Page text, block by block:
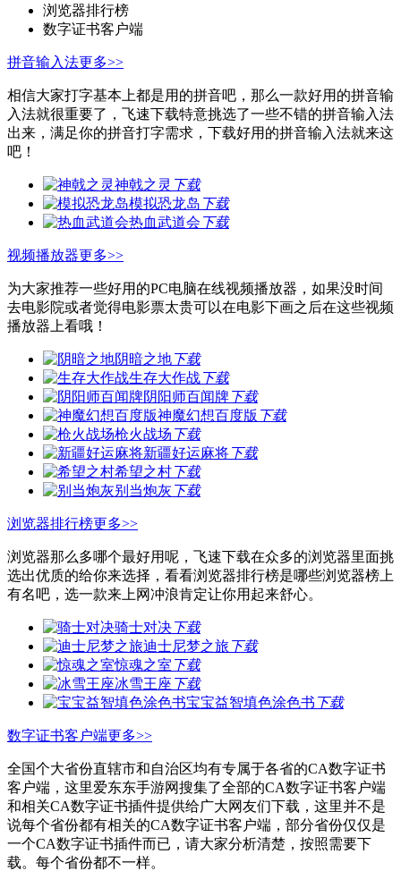
浏览器排行榜
数字证书客户端
拼音输入法更多>>
相信大家打字基本上都是用的拼音吧，那么一款好用的拼音输
入法就很重要了，飞速下载特意挑选了一些不错的拼音输入法
出来，满足你的拼音打字需求，下载好用的拼音输入法就来这
吧！
神戟之灵 下载
模拟恐龙岛 下载
热血武道会 下载
视频播放器更多>>
为大家推荐一些好用的PC电脑在线视频播放器，如果没时间
去电影院或者觉得电影票太贵可以在电影下画之后在这些视频
播放器上看哦！
阴暗之地下载
生存大作战下载
阴阳师百闻牌下载
神魔幻想百度版 下载
枪火战场 下载
新疆好运麻将下载
希望之村下载
别当炮灰 下载
浏览器排行榜更多>>
浏览器那么多哪个最好用呢，飞速下载在众多的浏览器里面挑
选出优质的给你来选择，看看浏览器排行榜是哪些浏览器榜上
有名吧，选一款来上网冲浪肯定让你用起来舒心。
骑士对决下载
迪士尼梦之旅 下载
惊魂之室 下载
冰雪王座 下载
宝宝益智填色涂色书 下载
数字证书客户端更多>>
全国个大省份直辖市和自治区均有专属于各省的CA数字证书
客户端，这里爱东东手游网搜集了全部的CA数字证书客户端
和相关CA数字证书插件提供给广大网友们下载，这里并不是
说每个省份都有相关的CA数字证书客户端，部分省份仅仅是
一个CA数字证书插件而已，请大家分析清楚，按照需要下
载。每个省份都不一样。